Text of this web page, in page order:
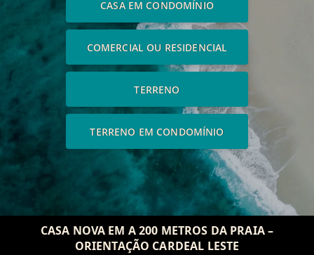
CASA EM CONDOMÍNIO
COMERCIAL OU RESIDENCIAL
TERRENO
TERRENO EM CONDOMÍNIO
CASA NOVA EM A 200 METROS DA PRAIA –
ORIENTAÇÃO CARDEAL LESTE